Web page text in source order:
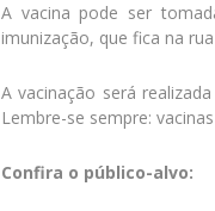
A vacina pode ser
imunização, que fica na
A vacinação será
Lembre-se sempre:
Confira o público-alvo: